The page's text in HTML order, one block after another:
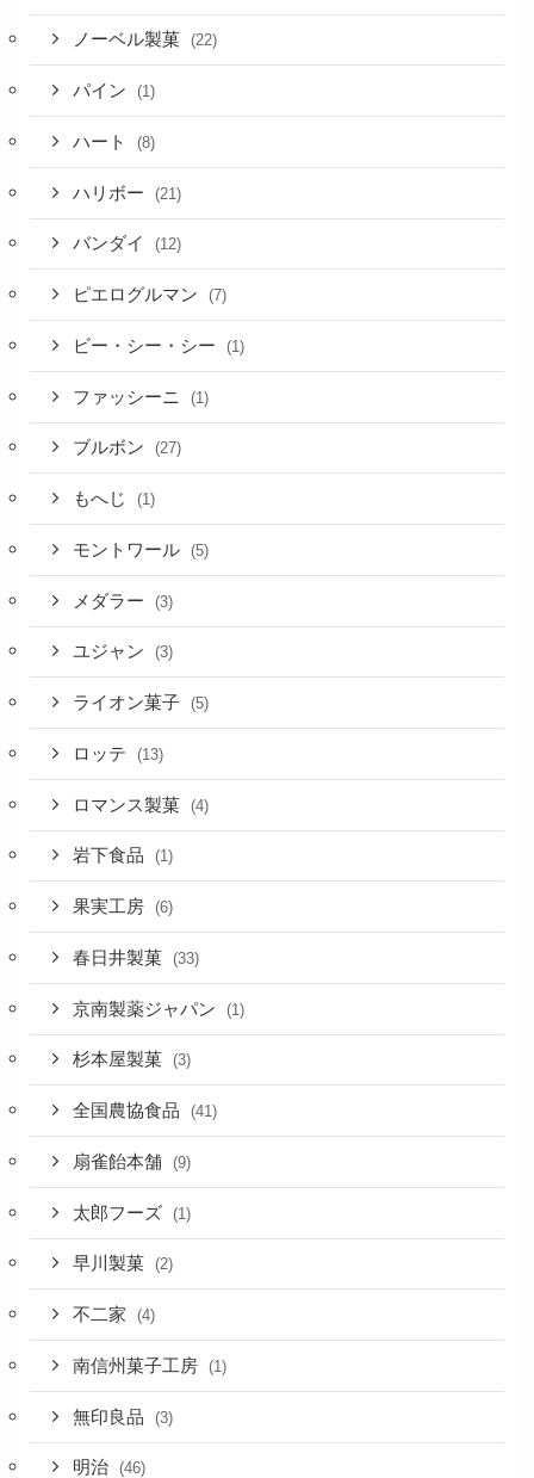
ノーベル製菓 (22)
パイン (1)
ハート (8)
ハリボー (21)
バンダイ (12)
ピエログルマン (7)
ビー・シー・シー (1)
ファッシーニ (1)
ブルボン (27)
もへじ (1)
モントワール (5)
メダラー (3)
ユジャン (3)
ライオン菓子 (5)
ロッテ (13)
ロマンス製菓 (4)
岩下食品 (1)
果実工房 (6)
春日井製菓 (33)
京南製薬ジャパン (1)
杉本屋製菓 (3)
全国農協食品 (41)
扇雀飴本舗 (9)
太郎フーズ (1)
早川製菓 (2)
不二家 (4)
南信州菓子工房 (1)
無印良品 (3)
明治 (46)